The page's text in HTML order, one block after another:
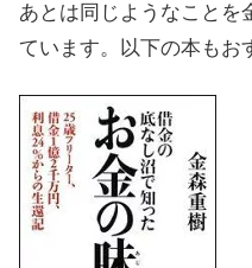
あとは同じようなことを
ています。以下の本もお